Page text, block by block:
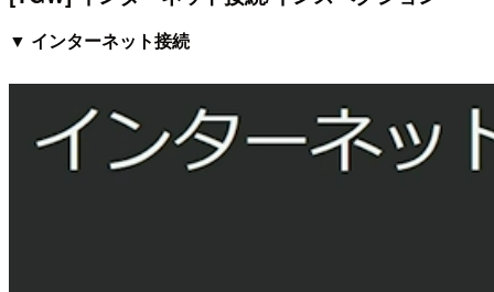
▼ インターネット接続